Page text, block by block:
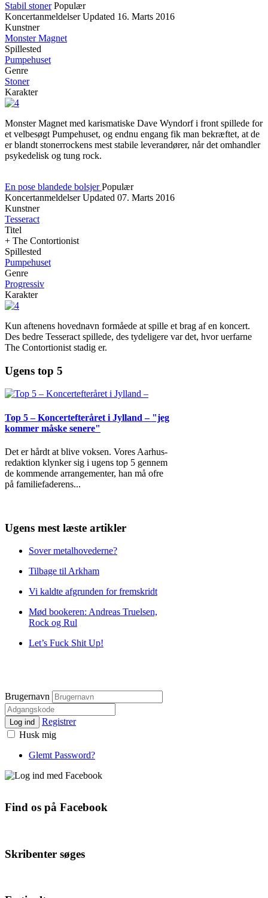
Stabil stoner Populær
Koncertanmeldelser Updated 16. Marts 2016
Kunstner
Monster Magnet
Spillested
Pumpehuset
Genre
Stoner
Karakter
Monster Magnet med karismatiske Dave Wyndorf i front spillede for
et velbesøgt Pumpehuset, og endnu engang fik man bekræftet, at de
er blandt stonerrockens mest stabile leverandører, når det omhandler
psykedelisk og tung rock.
En pose blandede bolsjerPopulær
Koncertanmeldelser Updated 07. Marts 2016
Kunstner
Tesseract
Titel
+ The Contortionist
Spillested
Pumpehuset
Genre
Progressiv
Karakter
Kun aftenens hovednavn formåede at spille et brag af en koncert.
Des bedre Tesseract spillede, des tydeligere var det, hvor uerfarne
The Contortionist stadig er.
Ugens top 5
Top 5 – Koncertefteråret i Jylland – "jeg
kommer måske senere"
Det er hårdt at blive voksen. Vores Aarhus-
redaktion klynker sig i ugens top 5 gennem
de kommende arrangementer, han må ofre
på familiefaderens...
Ugens mest læste artikler
Sover metalhovederne?
Tilbage til Arkham
Vi kaldte afgrunden for fremskridt
Mød bookeren: Andreas Truelsen,
Rock og Rul
Let’s Fuck Shit Up!
Brugernavn
Log ind
Registrer
Husk mig
Glemt Password?
Find os på Facebook
Skribenter søges